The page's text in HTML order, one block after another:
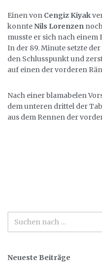
Einen von Cengiz Kiyak
konnteNils Lorenzen
musste er sich nach einem
In der 89. Minute setzte
den Schlusspunkt und
auf einen der vorderen
Nach einer blamabelen
dem unteren drittel der
aus dem Rennen der
Neueste Beiträge